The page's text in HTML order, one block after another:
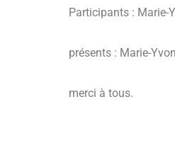
Participants : Marie-
présents : Marie-
merci à tous.